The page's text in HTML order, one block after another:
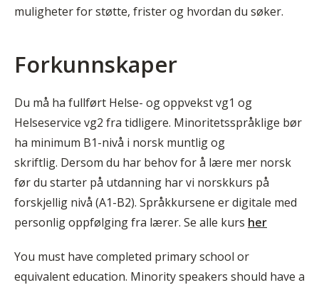
muligheter for støtte, frister og hvordan du søker.
Forkunnskaper
Du må ha fullført Helse- og oppvekst vg1 og
Helseservice vg2 fra tidligere. Minoritetsspråklige bør
ha minimum B1-nivå i norsk muntlig og
skriftlig. Dersom du har behov for å lære mer norsk
før du starter på utdanning har vi norskkurs på
forskjellig nivå (A1-B2). Språkkursene er digitale med
personlig oppfølging fra lærer. Se alle kurs her
You must have completed primary school or
equivalent education. Minority speakers should have a